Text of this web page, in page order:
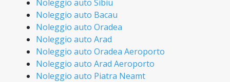
Noleggio auto Sibiu
Noleggio auto Bacau
Noleggio auto Oradea
Noleggio auto Arad
Noleggio auto Oradea Aeroporto
Noleggio auto Arad Aeroporto
Noleggio auto Piatra Neamt